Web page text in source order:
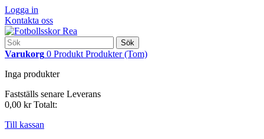
Logga in
Kontakta oss
Sök
Varukorg 0 Produkt Produkter (Tom)
Inga produkter
Fastställs senare Leverans
0,00 kr Totalt:
Till kassan